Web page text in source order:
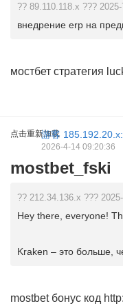
?? 89.110.118.x ???
внедрение erp на
мостбет стратегия
点击重新加载
游客
2026-4-14 09:20:36
mostbet_fski
?? 212.34.136.x ???
Hey there, everyone!
Kraken – это больше,
mostbet бонус код